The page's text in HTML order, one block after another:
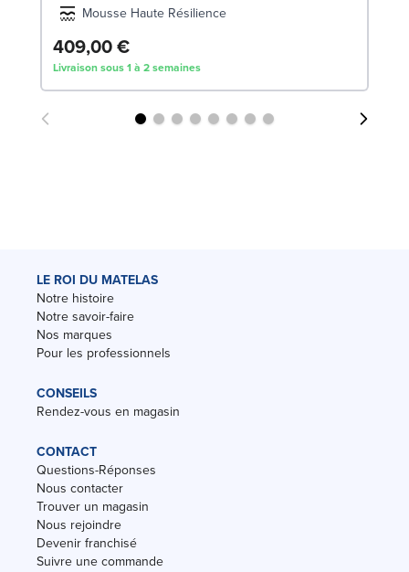
Mousse Haute Résilience
409,00 €
Livraison sous 1 à 2 semaines
LE ROI DU MATELAS
Notre histoire
Notre savoir-faire
Nos marques
Pour les professionnels
CONSEILS
Rendez-vous en magasin
CONTACT
Questions-Réponses
Nous contacter
Trouver un magasin
Nous rejoindre
Devenir franchisé
Suivre une commande